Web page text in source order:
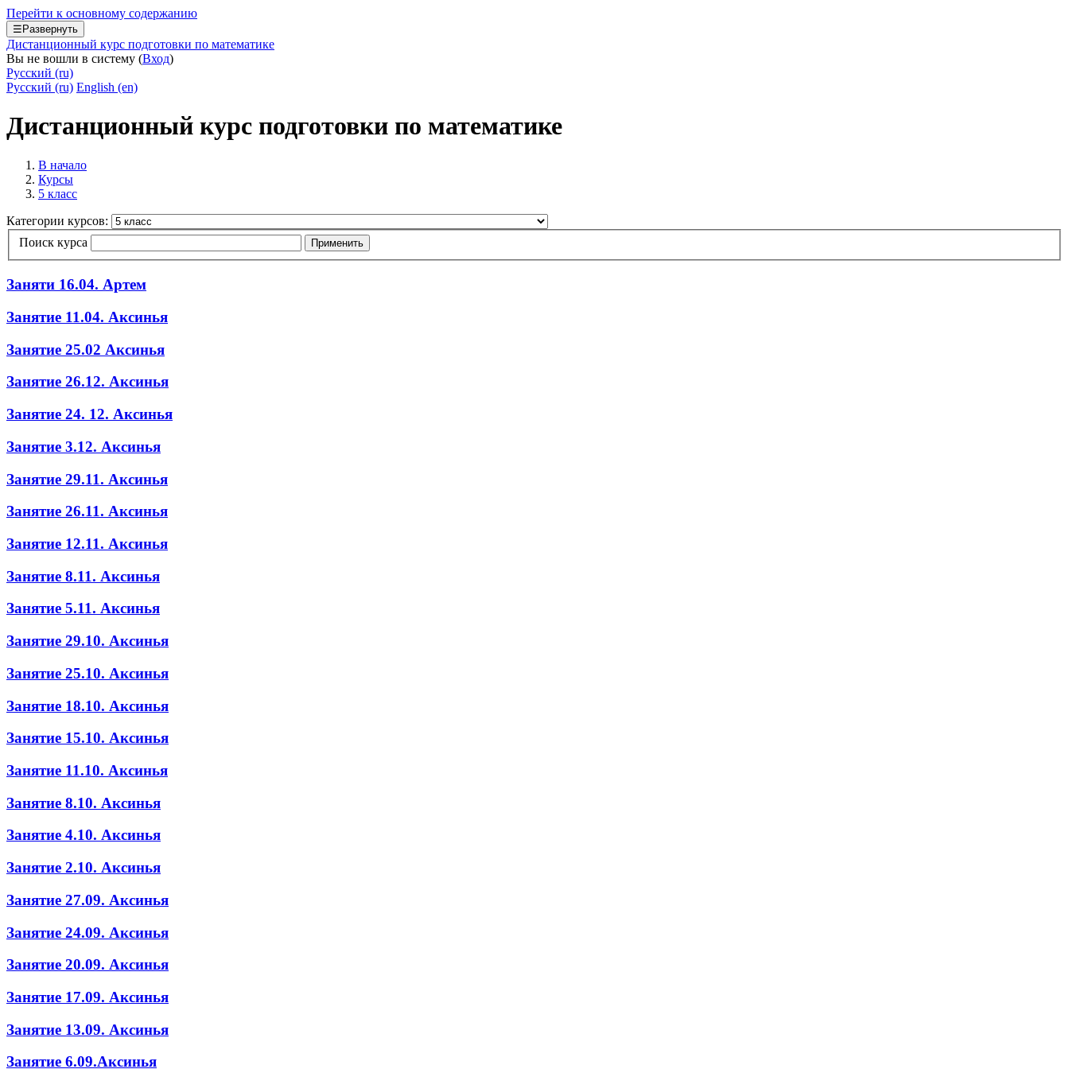
Перейти к основному содержанию
☰ Развернуть
Дистанционный курс подготовки по математике
Вы не вошли в систему (Вход)
Русский ‎(ru)‎
Русский ‎(ru)‎ English ‎(en)‎
Дистанционный курс подготовки по математике
В начало
Курсы
5 класс
Категории курсов:
Поиск курса
Применить
Заняти 16.04. Артем
Занятие 11.04. Аксинья
Занятие 25.02 Аксинья
Занятие 26.12. Аксинья
Занятие 24. 12. Аксинья
Занятие 3.12. Аксинья
Занятие 29.11. Аксинья
Занятие 26.11. Аксинья
Занятие 12.11. Аксинья
Занятие 8.11. Аксинья
Занятие 5.11. Аксинья
Занятие 29.10. Аксинья
Занятие 25.10. Аксинья
Занятие 18.10. Аксинья
Занятие 15.10. Аксинья
Занятие 11.10. Аксинья
Занятие 8.10. Аксинья
Занятие 4.10. Аксинья
Занятие 2.10. Аксинья
Занятие 27.09. Аксинья
Занятие 24.09. Аксинья
Занятие 20.09. Аксинья
Занятие 17.09. Аксинья
Занятие 13.09. Аксинья
Занятие 6.09.Аксинья